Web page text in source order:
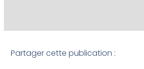
Partager cette publication :